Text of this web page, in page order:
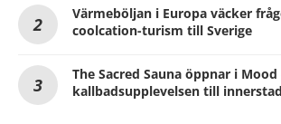
Värmeböljan i Europa väcker
coolcation-turism till Sverige
The Sacred Sauna öppnar i
kallbadsupplevelsen till